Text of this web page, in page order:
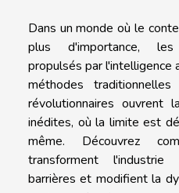
Dans un monde où le
plus d'importance,
propulsés par
méthodes
révolutionnaires ouvrent
inédites, où la limite est
même. Découvrez
transforment
barrières et modifient la